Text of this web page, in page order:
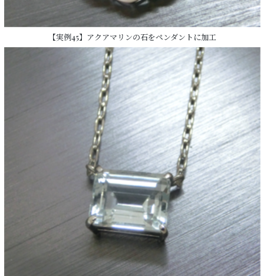
【実例45】アクアマリンの石をペンダントに加工